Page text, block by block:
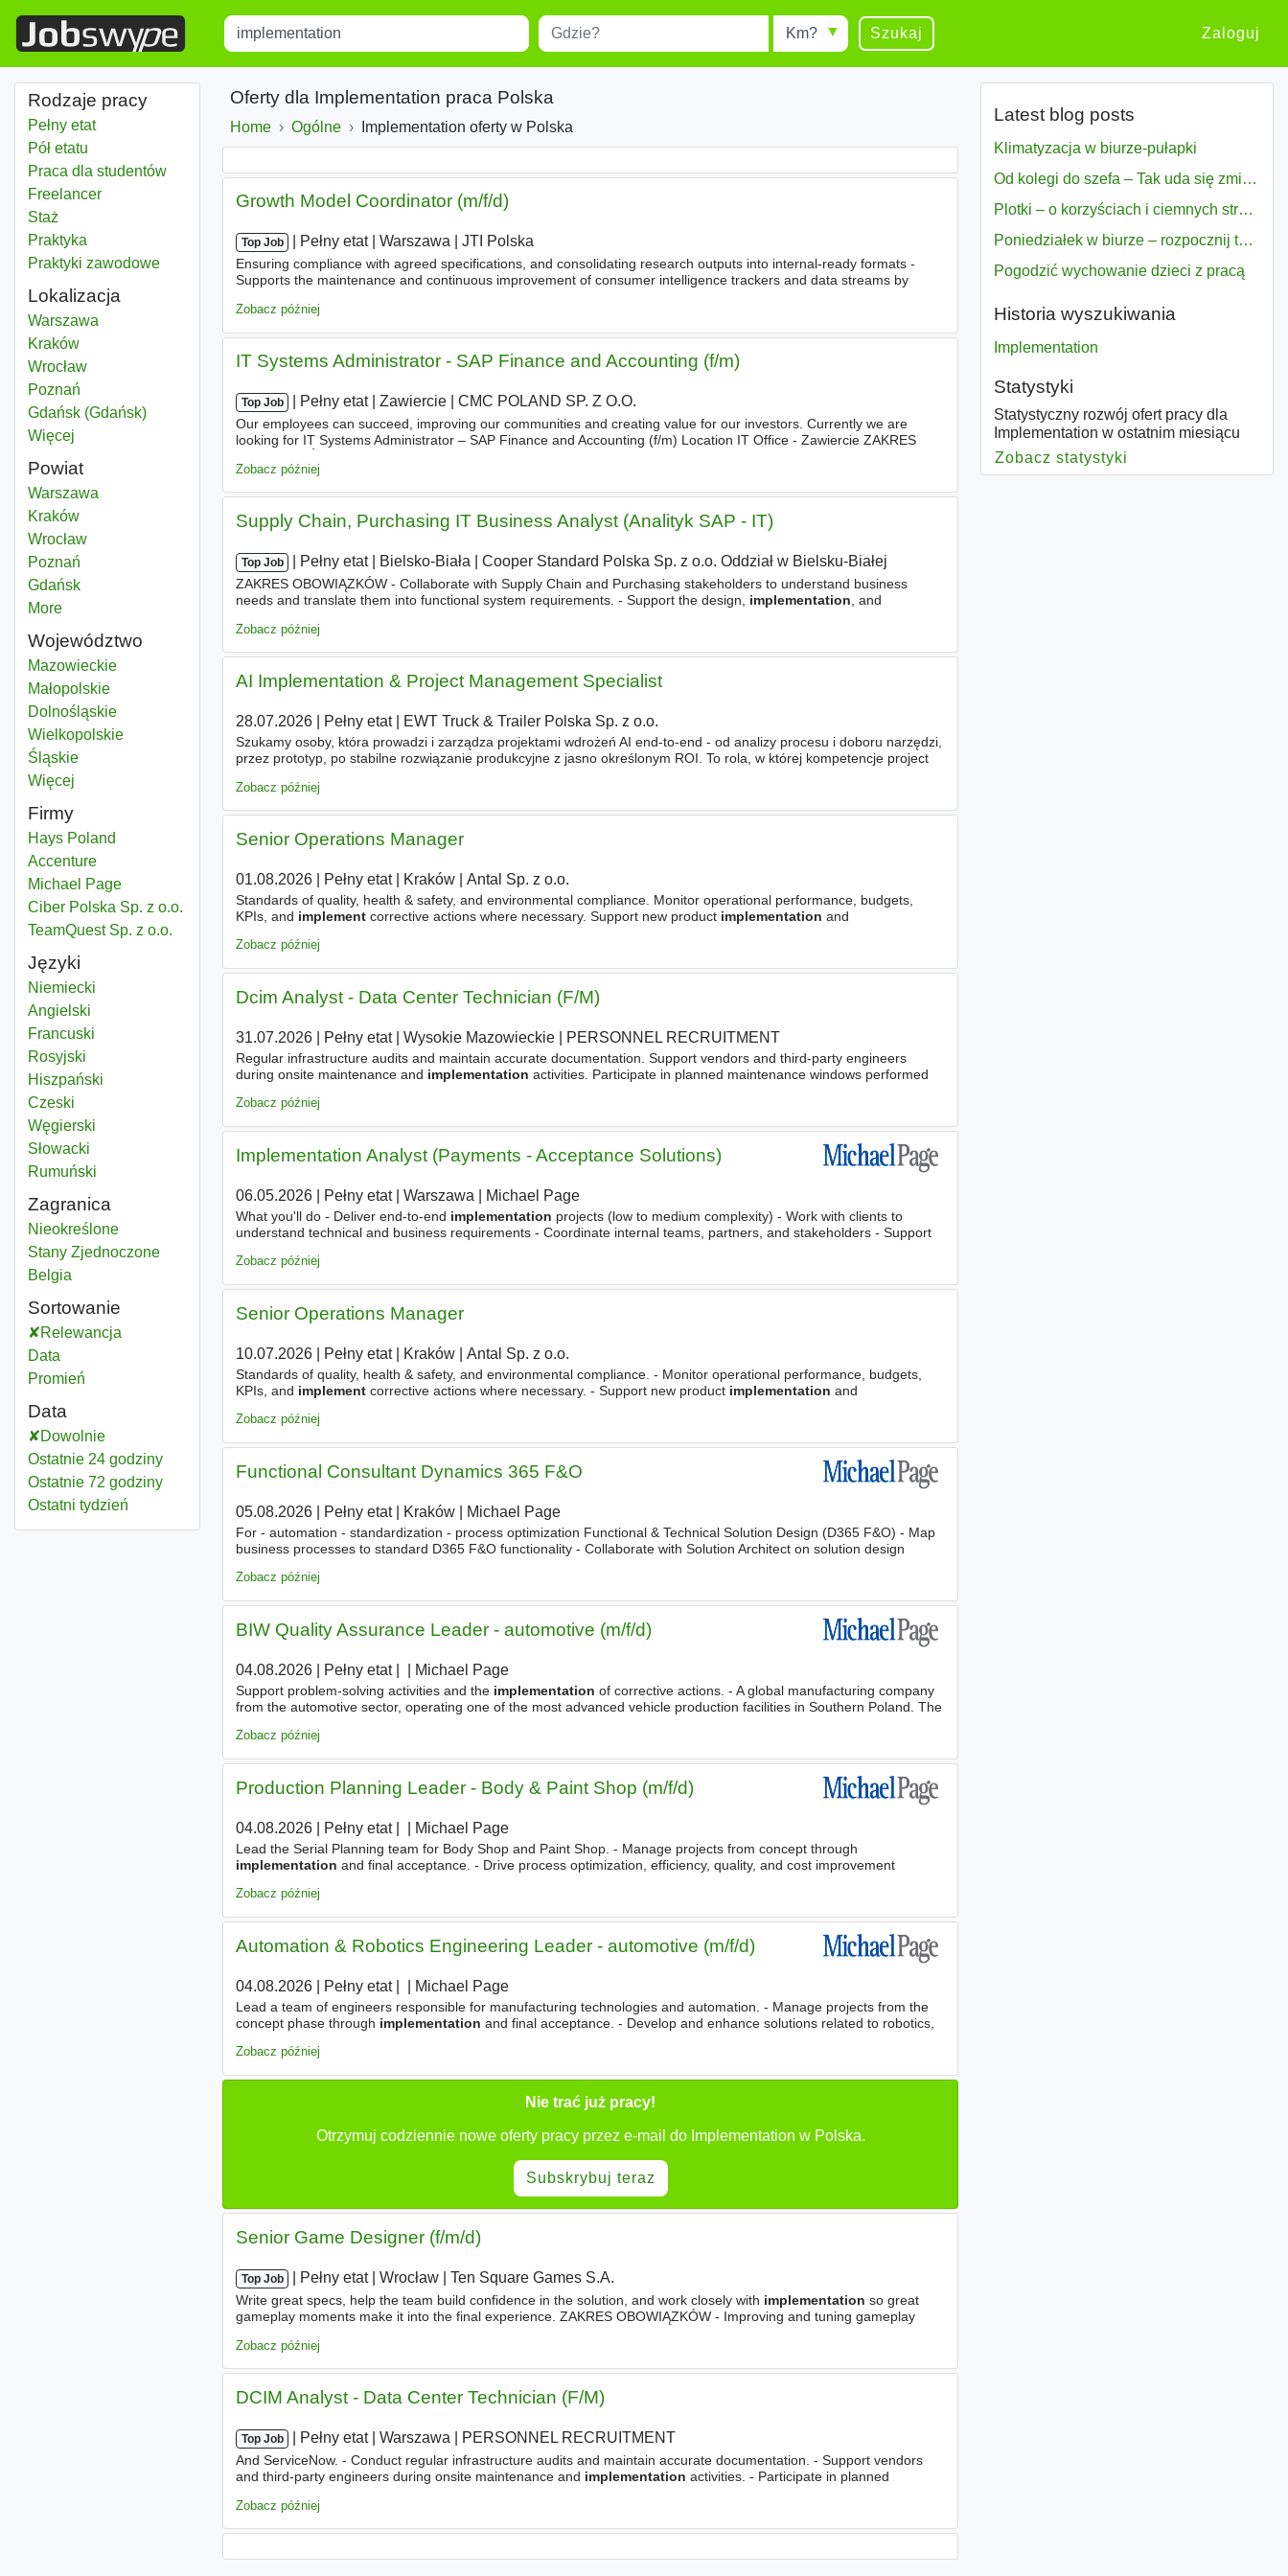
Title Miejscowość Radius Szukaj Zaloguj
Rodzaje pracy
Pełny etat
Pół etatu
Praca dla studentów
Freelancer
Staż
Praktyka
Praktyki zawodowe
Lokalizacja
Implementation
Warszawa
Implementation
Kraków
Implementation
Wrocław
Implementation
Poznań
Implementation
Gdańsk (Gdańsk)
Więcej
Powiat
Implementation
Warszawa
Implementation
KrakówPowiat
Implementation
WrocławPowiat
Implementation
Poznań
Implementation
GdańskPowiat
Moredistricts
Województwo
Implementation
MazowieckieWojewództwo
Implementation
MałopolskieWojewództwo
Implementation
DolnośląskieWojewództwo
Implementation
WielkopolskieWojewództwo
Implementation
ŚląskieWojewództwo
Więcej
Firmy
Hays Poland
Accenture
Michael Page
Ciber Polska Sp. z o.o.
TeamQuest Sp. z o.o.
Języki
Niemiecki
Angielski
Francuski
Rosyjski
Hiszpański
Czeski
Węgierski
Słowacki
Rumuński
Zagranica
Implementation
Nieokreślone
Implementation
Stany Zjednoczone
Implementation
Belgia
Sortowanie
Relewancja
Data
Promień
Data
Dowolnie
Ostatnie 24 godziny
Ostatnie 72 godziny
Ostatni tydzień
Oferty dla Implementation praca Polska
Home Ogólne Implementation oferty w Polska
Growth Model Coordinator (m/f/d)
Top Job Pełny etat| Warszawa JTI Polska
Ensuring compliance with agreed specifications, and consolidating research outputs into internal-ready formats -
Supports the maintenance and continuous improvement of consumer intelligence trackers and data streams by
Zobacz później
IT Systems Administrator - SAP Finance and Accounting (f/m)
Top Job Pełny etat| Zawiercie CMC POLAND SP. Z O.O.
Our employees can succeed, improving our communities and creating value for our investors. Currently we are
looking for IT Systems Administrator – SAP Finance and Accounting (f/m) Location IT Office - Zawiercie ZAKRES
Zobacz później
Supply Chain, Purchasing IT Business Analyst (Analityk SAP - IT)
Top Job Pełny etat| Bielsko-Biała Cooper Standard Polska Sp. z o.o. Oddział w Bielsku-Białej
ZAKRES OBOWIĄZKÓW - Collaborate with Supply Chain and Purchasing stakeholders to understand business
needs and translate them into functional system requirements. - Support the design, implementation , and
Zobacz później
AI Implementation & Project Management Specialist
28.07.2026| Pełny etat| EWT Truck & Trailer Polska Sp. z o.o.
Szukamy osoby, która prowadzi i zarządza projektami wdrożeń AI end-to-end - od analizy procesu i doboru narzędzi,
przez prototyp, po stabilne rozwiązanie produkcyjne z jasno określonym ROI. To rola, w której kompetencje project
Zobacz później
Senior Operations Manager
01.08.2026| Pełny etat| Kraków| Antal Sp. z o.o.
Standards of quality, health & safety, and environmental compliance. Monitor operational performance, budgets,
KPIs, and implementcorrective actions where necessary. Support new product implementation and
Zobacz później
Dcim Analyst - Data Center Technician (F/M)
31.07.2026| Pełny etat| Wysokie Mazowieckie| PERSONNEL RECRUITMENT
Regular infrastructure audits and maintain accurate documentation. Support vendors and third-party engineers
during onsite maintenance and implementation activities. Participate in planned maintenance windows performed
Zobacz później
Implementation Analyst (Payments - Acceptance Solutions)
06.05.2026| Pełny etat| Warszawa Michael Page
What you'll do - Deliver end-to-end implementation projects (low to medium complexity) - Work with clients to
understand technical and business requirements - Coordinate internal teams, partners, and stakeholders - Support
Zobacz później
Senior Operations Manager
10.07.2026| Pełny etat| Kraków| Antal Sp. z o.o.
Standards of quality, health & safety, and environmental compliance. - Monitor operational performance, budgets,
KPIs, and implementcorrective actions where necessary. - Support new product implementation and
Zobacz później
Functional Consultant Dynamics 365 F&O
05.08.2026| Pełny etat| Kraków| Michael Page
For - automation - standardization - process optimization Functional & Technical Solution Design (D365 F&O) - Map
business processes to standard D365 F&O functionality - Collaborate with Solution Architect on solution design
Zobacz później
BIW Quality Assurance Leader - automotive (m/f/d)
04.08.2026| Pełny etat| Michael Page
Support problem-solving activities and the implementation of corrective actions. - A global manufacturing company
from the automotive sector, operating one of the most advanced vehicle production facilities in Southern Poland. The
Zobacz później
Production Planning Leader - Body & Paint Shop (m/f/d)
04.08.2026| Pełny etat| Michael Page
Lead the Serial Planning team for Body Shop and Paint Shop. - Manage projects from concept through
implementation and final acceptance. - Drive process optimization, efficiency, quality, and cost improvement
Zobacz później
Automation & Robotics Engineering Leader - automotive (m/f/d)
04.08.2026| Pełny etat| Michael Page
Lead a team of engineers responsible for manufacturing technologies and automation. - Manage projects from the
concept phase through implementation and final acceptance. - Develop and enhance solutions related to robotics,
Zobacz później
Nie trać już pracy!
Otrzymuj codziennie nowe oferty pracy przez e-mail do Implementation w Polska.
Subskrybuj teraz
Senior Game Designer (f/m/d)
Top Job Pełny etat| Wrocław Ten Square Games S.A.
Write great specs, help the team build confidence in the solution, and work closely with implementation so great
gameplay moments make it into the final experience. ZAKRES OBOWIĄZKÓW - Improving and tuning gameplay
Zobacz później
DCIM Analyst - Data Center Technician (F/M)
Top Job Pełny etat| Warszawa PERSONNEL RECRUITMENT
And ServiceNow. - Conduct regular infrastructure audits and maintain accurate documentation. - Support vendors
and third-party engineers during onsite maintenance and implementation activities. - Participate in planned
Zobacz później
Latest blog posts
Klimatyzacja w biurze-pułapki
Od kolegi do szefa – Tak uda się zmiana bezproblemowo
Plotki – o korzyściach i ciemnych stronach
Poniedziałek w biurze – rozpocznij tydzień w pełni zmotywowany
Pogodzić wychowanie dzieci z pracą
Historia wyszukiwania
Implementation
Statystyki
Statystyczny rozwój ofert pracy dla
Implementation w ostatnim miesiącu
Zobacz statystyki